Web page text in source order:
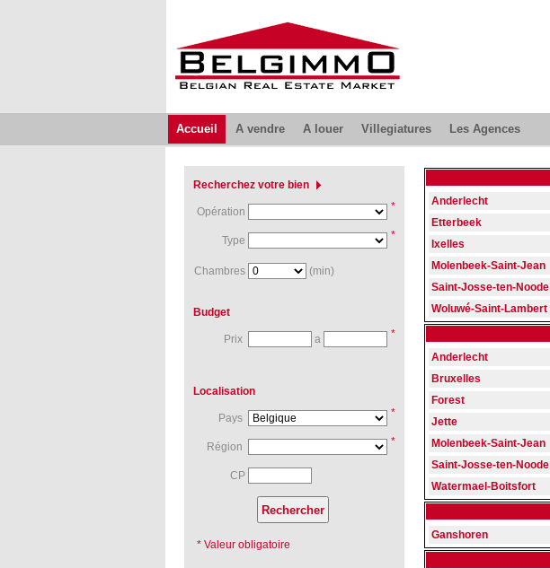
Accueil A vendre A louer Villegiatures Les Agences
Recherchez votre bien
Opération *
Type *
Chambres (min)
Budget
Prix a *
Localisation
Pays *
Région *
CP
* Valeur obligatoire
Anderlecht
Etterbeek
Ixelles
Molenbeek-Saint-Jean
Saint-Josse-ten-Noode
Woluwé-Saint-Lambert
Anderlecht
Bruxelles
Forest
Jette
Molenbeek-Saint-Jean
Saint-Josse-ten-Noode
Watermael-Boitsfort
Ganshoren